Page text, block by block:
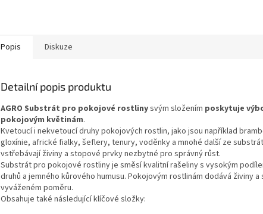
Popis Diskuze
Detailní popis produktu
AGRO Substrát pro pokojové rostlinysvým složením poskytuje
pokojovým květinám.
Kvetoucí i nekvetoucí druhy pokojových rostlin, jako jsou například
gloxínie, africké fialky, šeflery, tenury, voděnky a mnohé další ze
vstřebávají živiny a stopové prvky nezbytné pro správný růst.
Substrát pro pokojové rostliny je směsí kvalitní rašeliny s vysokým
druhů a jemného kůrového humusu. Pokojovým rostlinám dodává živiny
vyváženém poměru.
Obsahuje také následující klíčové složky: